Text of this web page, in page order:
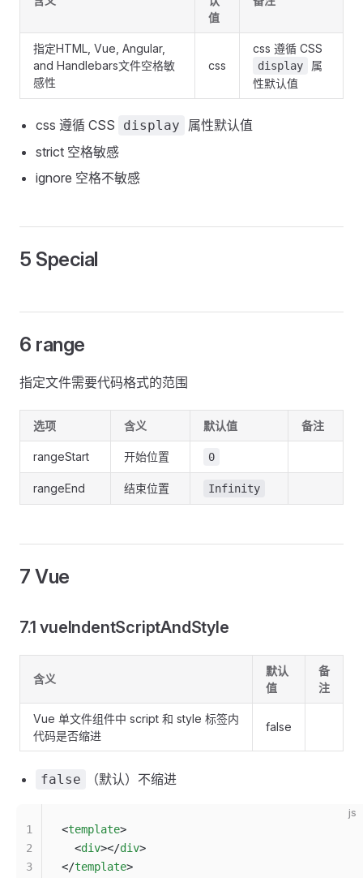
值
指定HTML, Vue, Angular,
and Handlebars文件空格敏
感性
css
css 遵循 CSS
display
属
性默认值
css 遵循 CSS display
属性默认值
strict 空格敏感
ignore 空格不敏感
5 Special
6 range
指定文件需要代码格式的范围
选项 含义 默认值 备注
rangeStart 开始位置 0
rangeEnd 结束位置 Infinity
7 Vue
7.1 vueIndentScriptAndStyle
含义
默认
值
备
注
Vue 单文件组件中 script 和 style 标签内
代码是否缩进
false
false （默认）不缩进
js
<template>
  <
div></div>
</template>
1
2
3